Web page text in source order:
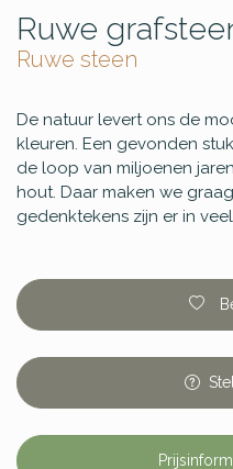
Ruwe
Ruwe steen
De natuur levert ons de
kleuren. Een gevonden
de loop van miljoenen
hout. Daar maken we
gedenktekens zijn er in veel